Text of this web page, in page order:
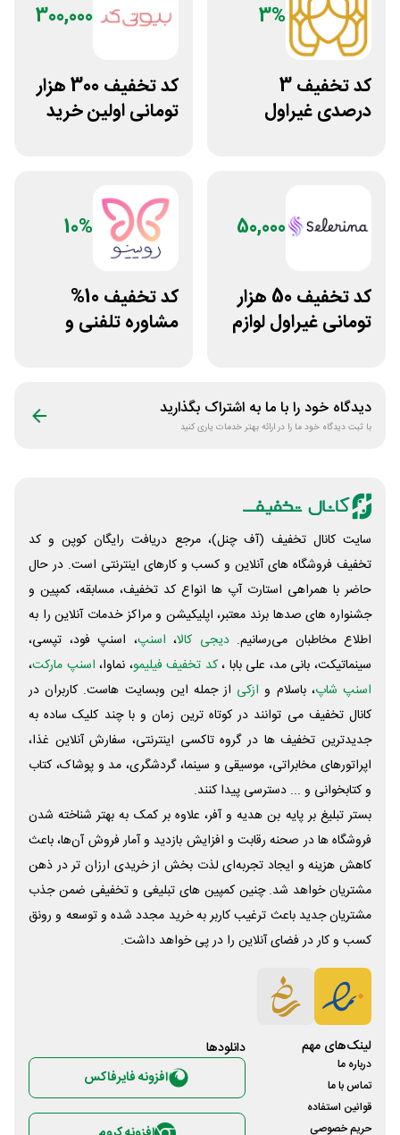
3%
کد تخفیف 3
درصدی غیراول
300,000
کد تخفیف 300 هزار
تومانی اولین خرید
50,000
کد تخفیف 50 هزار
تومانی غیراول لوازم
10%
کد تخفیف 10%
مشاوره تلفنی و
دیدگاه خود را با ما به اشتراک بگذارید
با ثبت دیدگاه خود ما را در ارائه بهتر خدمات یاری کنید
سایت کانال تخفیف (آف چنل)، مرجع دریافت رایگان کوپن و کد
تخفیف فروشگاه های آنلاین و کسب و‌ کارهای اینترنتی است. در حال
حاضر با همراهی استارت آپ ها انواع کد تخفیف، مسابقه، کمپین و
جشنواره های صدها برند معتبر، اپلیکیشن و مراکز خدمات آنلاین را به
اطلاع مخاطبان می‌رسانیم. دیجی کالا، اسنپ، اسنپ فود، تپسی،
سینماتیکت، بانی مد، علی‌ بابا ،کد تخفیف فیلیمو، نماوا، اسنپ مارکت،
اسنپ شاپ، باسلام و ازکی از جمله این وبسایت ‌هاست. کاربران در
کانال تخفیف می توانند در کوتاه ترین زمان و با چند کلیک ساده به
جدیدترین تخفیف ها در گروه تاکسی اینترنتی، سفارش آنلاین غذا،
اپراتورهای مخابراتی، موسیقی و سینما، گردشگری، مد و پوشاک، کتاب
و کتابخوانی و ... دسترسی پیدا کنند.
بستر تبلیغ بر پایه بن هدیه و آفر، علاوه بر کمک به بهتر شناخته شدن
فروشگاه ها در صحنه رقابت و افزایش بازدید و آمار فروش آن‌ها، باعث
کاهش هزینه و ایجاد تجربه‌ای لذت بخش از خریدی ارزان تر در ذهن
مشتریان خواهد شد. چنین کمپین های تبلیغی و تخفیفی ضمن جذب
مشتریان جدید باعث ترغیب کاربر به خرید مجدد شده و توسعه و رونق
کسب و کار در فضای آنلاین را در پی خواهد داشت.
لینک‌های مهم
درباره ما
تماس با ما
قوانین استفاده
حریم خصوصی
دانلود‌ها
افزونه فایرفاکس